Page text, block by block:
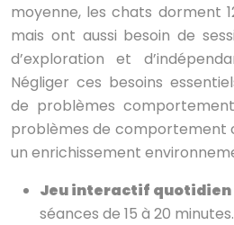
moyenne, les chats dorment
mais ont aussi besoin de
d’exploration et
Négliger ces besoins
de problèmes
problèmes de comportement
un enrichissement
Jeu interactif quotidien
séances de 15 à 20 minutes.